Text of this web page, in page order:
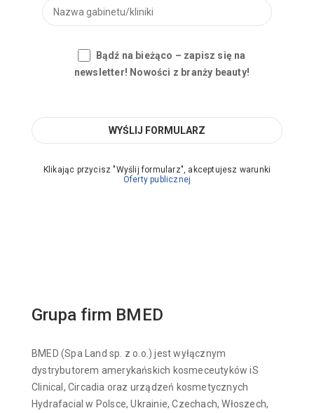
Bądź na bieżąco – zapisz się na
newsletter! Nowości z branży beauty!
Klikając przycisz "Wyślij formularz", akceptujesz warunki
Oferty publicznej
Grupa firm BMED
BMED (Spa Land sp. z o.o.) jest wyłącznym
dystrybutorem amerykańskich kosmeceutyków iS
Clinical, Circadia oraz urządzeń kosmetycznych
Hydrafacial w Polsce, Ukrainie, Czechach, Włoszech,